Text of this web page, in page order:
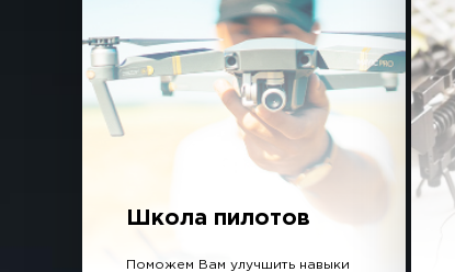
Школа пилотов
Поможем Вам улучшить навыки